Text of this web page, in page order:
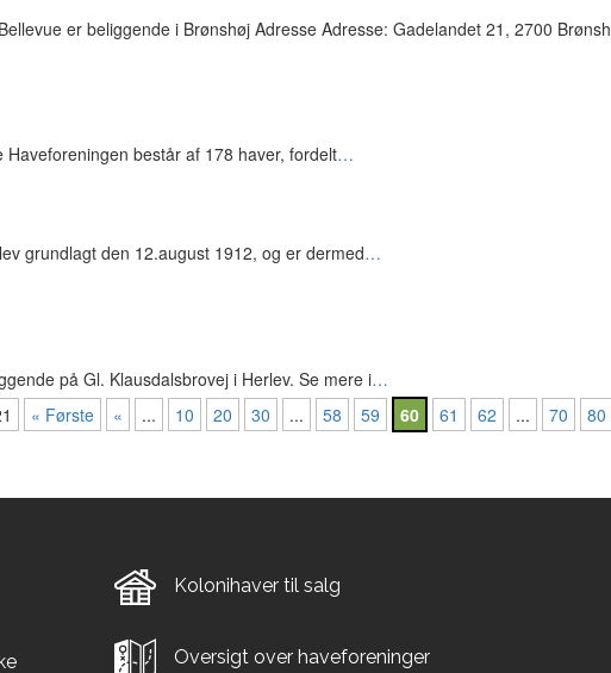
er beliggende i Brønshøj Adresse Adresse: Gadelandet 21, 2700
består af 178 haver, fordelt…
grundlagt den 12.august 1912, og er dermed…
på Gl. Klausdalsbrovej i Herlev. Se mere i…
« Første « ... 10 20 30 ... 58 59 60 61 62 ... 70 80
Kolonihaver til salg
Oversigt over haveforeninger